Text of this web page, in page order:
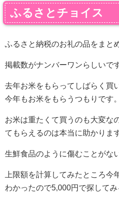
ふるさとチョイス
ふるさと納税のお礼の品をまと
掲載数がナンバーワンらしいです
去年お米をもらってしばらく買
今年もお米をもらうつもりです。
お米は重たくて買うのも大変な
てもらえるのは本当に助かります
生鮮食品のように傷むことがな
上限額を計算してみたところ今
わかったので5,000円で探してみ